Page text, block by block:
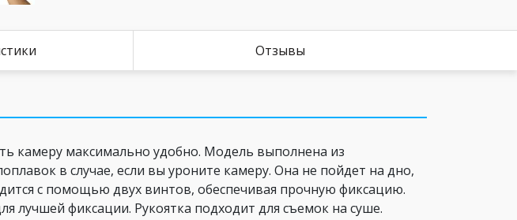
Отзывы
камеру максимально удобно. Модель выполнена из
в случае, если вы уроните камеру. Она не пойдет на дно,
с помощью двух винтов, обеспечивая прочную фиксацию.
лучшей фиксации. Рукоятка подходит для съемок на суше.